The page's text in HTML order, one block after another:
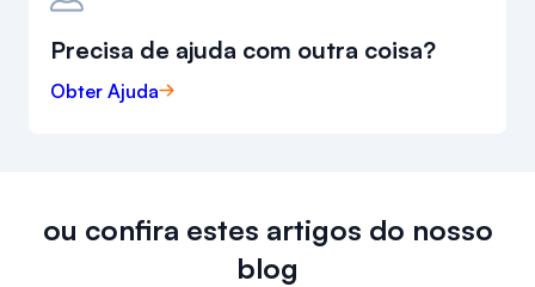
Precisa de ajuda com outra coisa?
Obter Ajuda
ou confira estes artigos do nosso
blog